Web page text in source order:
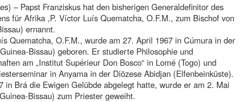
– Papst Franziskus hat den bisherigen Generaldefinitor des
für Afrika ,P. Víctor Luís Quematcha, O.F.M., zum Bischof von
ernannt.
Quematcha, O.F.M., wurde am 27. April 1967 in Cúmura in der
Bissau) geboren. Er studierte Philosophie und
am „Institut Supérieur Don Bosco“ in Lomé (Togo) und
in Anyama in der Diözese Abidjan (Elfenbeinküste).
in Brá die Ewigen Gelübde abgelegt hatte, wurde er am 2. Mai
Bissau) zum Priester geweiht.